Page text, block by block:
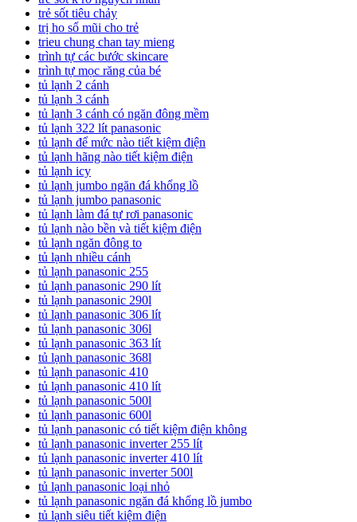
trẻ sốt tiêu chảy
trị ho sổ mũi cho trẻ
trieu chung chan tay mieng
trình tự các bước skincare
trình tự mọc răng của bé
tủ lạnh 2 cánh
tủ lạnh 3 cánh
tủ lạnh 3 cánh có ngăn đông mềm
tủ lạnh 322 lít panasonic
tủ lạnh để mức nào tiết kiệm điện
tủ lạnh hãng nào tiết kiệm điện
tủ lạnh icy
tủ lạnh jumbo ngăn đá khổng lồ
tủ lạnh jumbo panasonic
tủ lạnh làm đá tự rơi panasonic
tủ lạnh nào bền và tiết kiệm điện
tủ lạnh ngăn đông to
tủ lạnh nhiều cánh
tủ lạnh panasonic 255
tủ lạnh panasonic 290 lít
tủ lạnh panasonic 290l
tủ lạnh panasonic 306 lít
tủ lạnh panasonic 306l
tủ lạnh panasonic 363 lít
tủ lạnh panasonic 368l
tủ lạnh panasonic 410
tủ lạnh panasonic 410 lít
tủ lạnh panasonic 500l
tủ lạnh panasonic 600l
tủ lạnh panasonic có tiết kiệm điện không
tủ lạnh panasonic inverter 255 lít
tủ lạnh panasonic inverter 410 lít
tủ lạnh panasonic inverter 500l
tủ lạnh panasonic loại nhỏ
tủ lạnh panasonic ngăn đá khổng lồ jumbo
tủ lạnh siêu tiết kiệm điện